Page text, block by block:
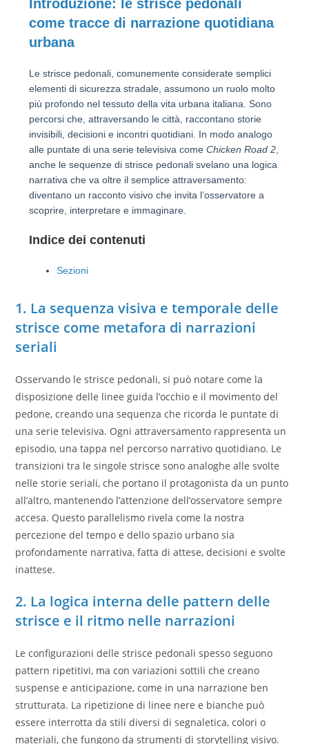
Introduzione: le strisce pedonali
come tracce di narrazione quotidiana
urbana
Le strisce pedonali, comunemente considerate semplici
elementi di sicurezza stradale, assumono un ruolo molto
più profondo nel tessuto della vita urbana italiana. Sono
percorsi che, attraversando le città, raccontano storie
invisibili, decisioni e incontri quotidiani. In modo analogo
alle puntate di una serie televisiva comeChicken Road 2
anche le sequenze di strisce pedonali svelano una logica
narrativa che va oltre il semplice attraversamento:
diventano un racconto visivo che invita l’osservatore a
scoprire, interpretare e immaginare.
Indice dei contenuti
Sezioni
1. La sequenza visiva e temporale delle
strisce come metafora di narrazioni
seriali
Osservando le strisce pedonali, si può notare come la
disposizione delle linee guida l’occhio e il movimento del
pedone, creando una sequenza che ricorda le puntate di
una serie televisiva. Ogni attraversamento rappresenta un
episodio, una tappa nel percorso narrativo quotidiano. Le
transizioni tra le singole strisce sono analoghe alle svolte
nelle storie seriali, che portano il protagonista da un punto
all’altro, mantenendo l’attenzione dell’osservatore sempre
accesa. Questo parallelismo rivela come la nostra
percezione del tempo e dello spazio urbano sia
profondamente narrativa, fatta di attese, decisioni e svolte
inattese.
2. La logica interna delle pattern delle
strisce e il ritmo nelle narrazioni
Le configurazioni delle strisce pedonali spesso seguono
pattern ripetitivi, ma con variazioni sottili che creano
suspense e anticipazione, come in una narrazione ben
strutturata. La ripetizione di linee nere e bianche può
essere interrotta da stili diversi di segnaletica, colori o
materiali, che fungono da strumenti di storytelling visivo.